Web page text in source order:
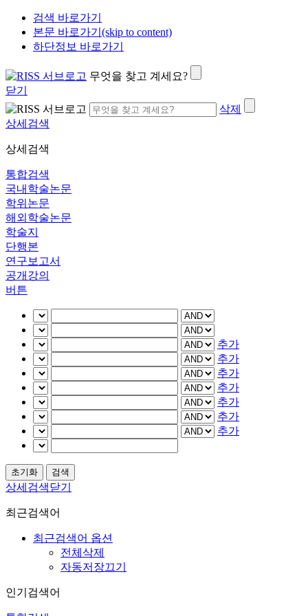
검색 바로가기
본문 바로가기(skip to content)
하단정보 바로가기
무엇을 찾고 계세요?
닫기
삭제
상세검색
상세검색
통합검색
국내학술논문
학위논문
해외학술논문
학술지
단행본
연구보고서
공개강의
버튼
추가
추가
추가
추가
추가
추가
추가
상세검색닫기
최근검색어
최근검색어 옵션
전체삭제
자동저장끄기
인기검색어